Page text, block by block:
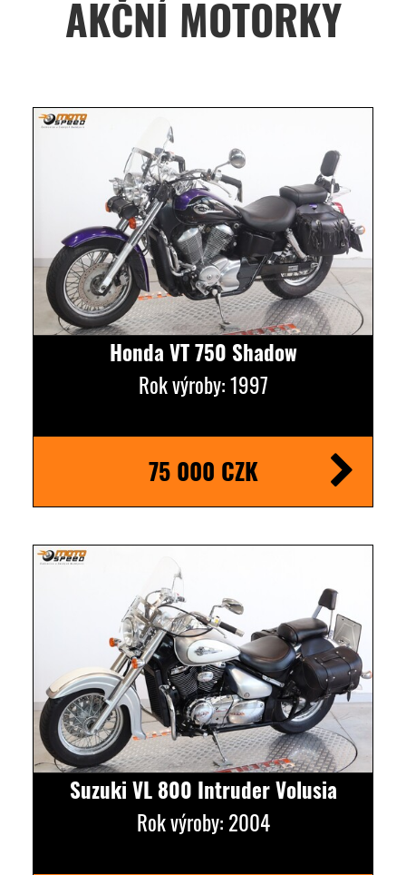
AKČNÍ MOTORKY
Honda VT 750 Shadow
Rok výroby: 1997
75 000 CZK
Suzuki VL 800 Intruder Volusia
Rok výroby: 2004